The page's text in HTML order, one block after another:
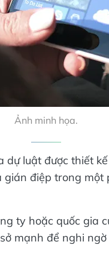
Ảnh minh họa.
dự luật được thiết
điệp trong
ty hoặc quốc gia
mạnh để nghi